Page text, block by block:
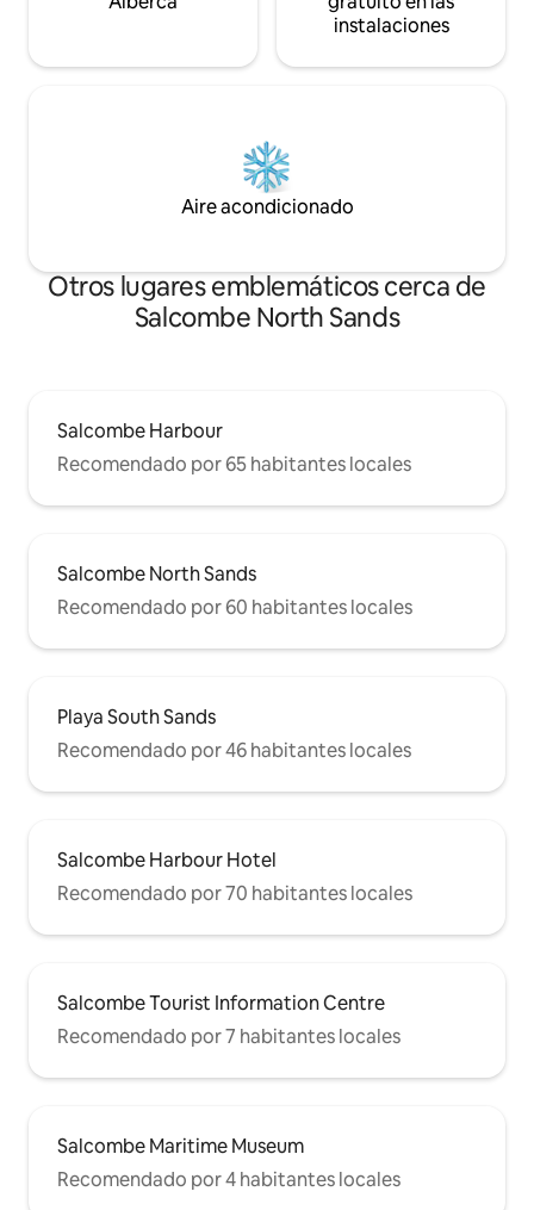
instalaciones
Aire acondicionado
Otros lugares emblemáticos cerca de
Salcombe North Sands
Salcombe Harbour
Recomendado por 65 habitantes locales
Salcombe North Sands
Recomendado por 60 habitantes locales
Playa South Sands
Recomendado por 46 habitantes locales
Salcombe Harbour Hotel
Recomendado por 70 habitantes locales
Salcombe Tourist Information Centre
Recomendado por 7 habitantes locales
Salcombe Maritime Museum
Recomendado por 4 habitantes locales